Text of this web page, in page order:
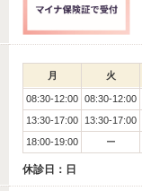
月 火
08:30-12:00 08:30-12:00
13:30-17:00
13:30-17:00
18:00-19:00
ー
休診日：日